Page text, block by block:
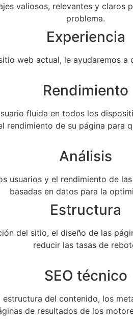
valiosos, relevantes y
problema.
Experiencia
web actual, le ayudaremos
Rendimiento
fluida en todos los
rendimiento de su página para
Análisis
y el rendimiento de
basadas en datos para la
Estructura
del sitio, el diseño de las
reducir las tasas de
SEO técnico
del contenido, los
de resultados de los